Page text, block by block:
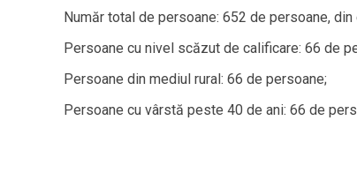
Număr total de persoane: 652 de persoane, din
Persoane cu nivel scăzut de calificare: 66 de
Persoane din mediul rural: 66 de persoane;
Persoane cu vârstă peste 40 de ani: 66 de